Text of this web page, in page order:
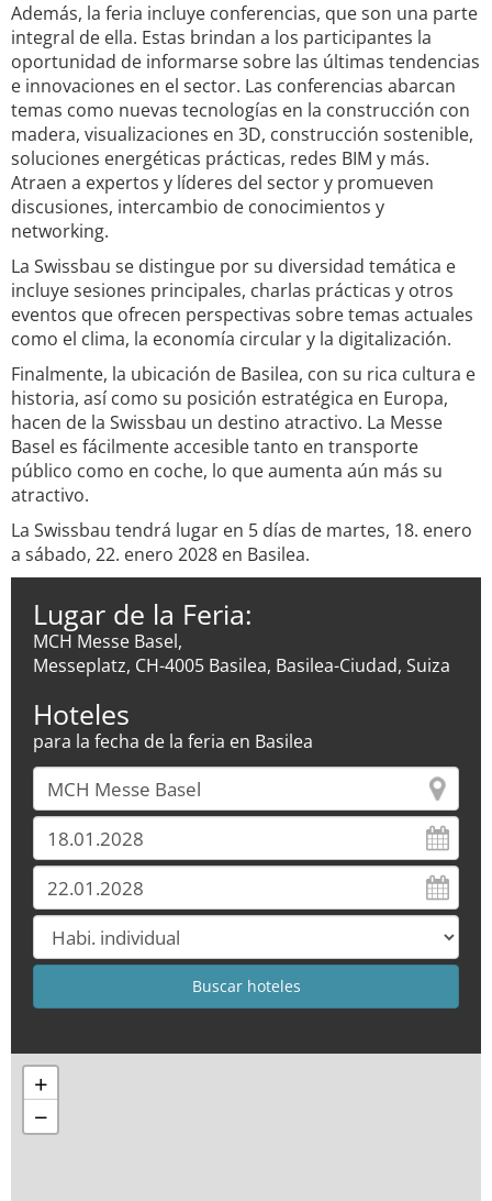
Además, la feria incluye conferencias, que son una parte
integral de ella. Estas brindan a los participantes la
oportunidad de informarse sobre las últimas tendencias
e innovaciones en el sector. Las conferencias abarcan
temas como nuevas tecnologías en la construcción con
madera, visualizaciones en 3D, construcción sostenible,
soluciones energéticas prácticas, redes BIM y más.
Atraen a expertos y líderes del sector y promueven
discusiones, intercambio de conocimientos y
networking.
La Swissbau se distingue por su diversidad temática e
incluye sesiones principales, charlas prácticas y otros
eventos que ofrecen perspectivas sobre temas actuales
como el clima, la economía circular y la digitalización.
Finalmente, la ubicación de Basilea, con su rica cultura e
historia, así como su posición estratégica en Europa,
hacen de la Swissbau un destino atractivo. La Messe
Basel es fácilmente accesible tanto en transporte
público como en coche, lo que aumenta aún más su
atractivo.
La Swissbau tendrá lugar en 5 días de martes, 18. enero
a sábado, 22. enero 2028 en Basilea.
Lugar de la Feria:
MCH Messe Basel,
Messeplatz, CH-4005 Basilea, Basilea-Ciudad, Suiza
Hoteles
para la fecha de la feria en Basilea
+
−